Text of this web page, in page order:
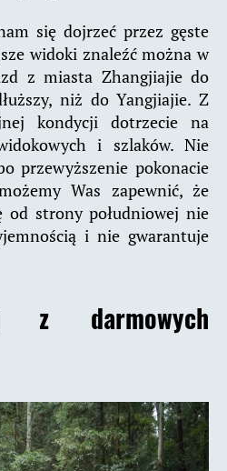
się dojrzeć przez gęste
widoki znaleźć można w
z miasta Zhangjiajie do
niż do Yangjiajie. Z
kondycji dotrzecie na
i szlaków. Nie
przewyższenie pokonacie
Was zapewnić, że
od strony południowej nie
i nie gwarantuje
z darmowych